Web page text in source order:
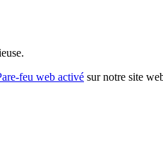
feu web activé sur notre site